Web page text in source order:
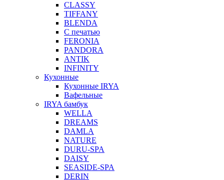
CLASSY
TIFFANY
BLENDA
С печатью
FERONIA
PANDORA
ANTIK
INFINITY
Кухонные
Кухонные IRYA
Вафельные
IRYA бамбук
WELLA
DREAMS
DAMLA
NATURE
DURU-SPA
DAISY
SEASIDE-SPA
DERIN